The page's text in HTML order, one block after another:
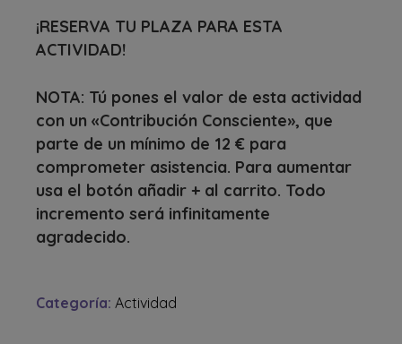
¡RESERVA TU PLAZA PARA ESTA
ACTIVIDAD!
NOTA: Tú pones el valor de esta actividad
con un «Contribución Consciente», que
parte de un mínimo de 12 € para
comprometer asistencia. Para aumentar
usa el botón añadir + al carrito. Todo
incremento será infinitamente
agradecido.
Categoría: Actividad